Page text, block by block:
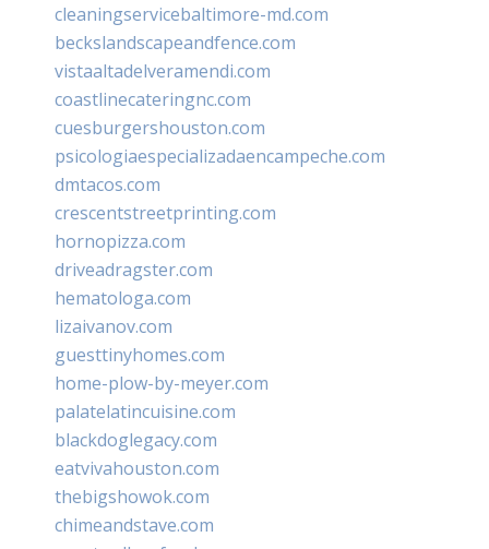
cleaningservicebaltimore-md.com
beckslandscapeandfence.com
vistaaltadelveramendi.com
coastlinecateringnc.com
cuesburgershouston.com
psicologiaespecializadaencampeche.com
dmtacos.com
crescentstreetprinting.com
hornopizza.com
driveadragster.com
hematologa.com
lizaivanov.com
guesttinyhomes.com
home-plow-by-meyer.com
palatelatincuisine.com
blackdoglegacy.com
eatvivahouston.com
thebigshowok.com
chimeandstave.com